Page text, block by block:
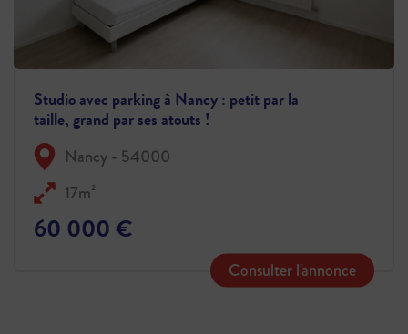
Studio avec parking à Nancy : petit par la
taille, grand par ses atouts !
Nancy - 54000
17m²
60 000 €
Consulter l'annonce